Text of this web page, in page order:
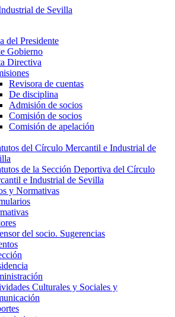
del Presidente
Gobierno
Directiva
Revisora de cuentas
De disciplina
Admisión de socios
Comisión de socios
Comisión de apelación
del Círculo Mercantil e Industrial de
de la Sección Deportiva del Círculo
e Industrial de Sevilla
y Normativas
del socio. Sugerencias
Culturales y Sociales y